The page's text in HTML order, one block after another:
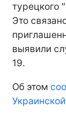
турецкого
Это
выявили
19.
Об этом